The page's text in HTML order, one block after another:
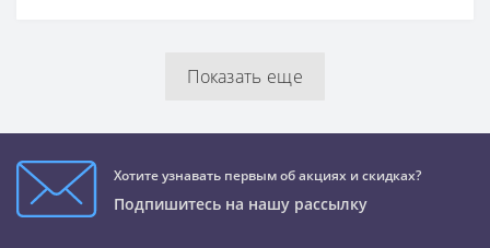
Показать еще
Хотите узнавать первым об акциях и скидках?
Подпишитесь на нашу рассылку